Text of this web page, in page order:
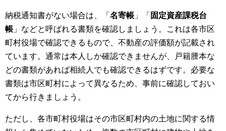
納税通知書がない場合は、「 名寄帳 」「 固定資産課税台
帳 」などと呼ばれる書類を確認しましょう。これは各市区
町村役場で確認できるもので、不動産の評価額が記載され
ています。通常は本人しか確認できませんが、戸籍謄本な
どの書類があれば相続人でも確認できるはずです。必要な
書類は市区町村によって異なるため、事前に確認しておい
てから行きましょう。
ただし、各市町村役場はその市区町村内の土地に関する情